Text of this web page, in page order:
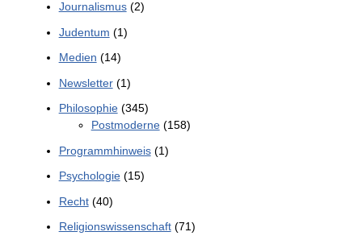
Journalismus(2)
Judentum (1)
Medien (14)
Newsletter(1)
Philosophie(345)
Postmoderne(158)
Programmhinweis(1)
Psychologie(15)
Recht(40)
Religionswissenschaft(71)